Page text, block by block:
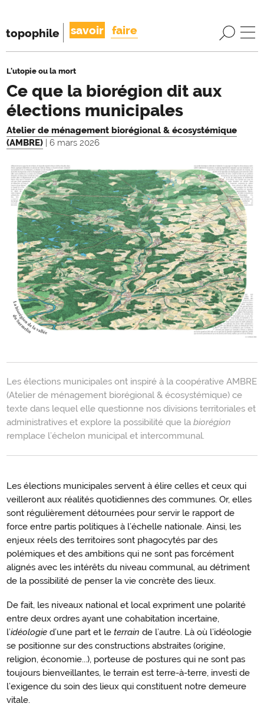
topophile savoir faire
L'utopie ou la mort
Ce que la biorégion dit aux
élections municipales
Atelier de ménagement biorégional & écosystémique
(AMBRE) | 6 mars 2026
Les élections municipales ont inspiré à la coopérative AMBRE
(Atelier de ménagement biorégional & écosystémique) ce
texte dans lequel elle questionne nos divisions territoriales et
administratives et explore la possibilité que la biorégion
remplace l’échelon municipal et intercommunal.
Les élections municipales servent à élire celles et ceux qui
veilleront aux réalités quotidiennes des communes. Or, elles
sont régulièrement détournées pour servir le rapport de
force entre partis politiques à l’échelle nationale. Ainsi, les
enjeux réels des territoires sont phagocytés par des
polémiques et des ambitions qui ne sont pas forcément
alignés avec les intérêts du niveau communal, au détriment
de la possibilité de penser la vie concrète des lieux.
De fait, les niveaux national et local expriment une polarité
entre deux ordres ayant une cohabitation incertaine,
l’idéologie d’une part et le terrain de l’autre. Là où l’idéologie
se positionne sur des constructions abstraites (origine,
religion, économie...), porteuse de postures qui ne sont pas
toujours bienveillantes, le terrain est terre-à-terre, investi de
l’exigence du soin des lieux qui constituent notre demeure
vitale.